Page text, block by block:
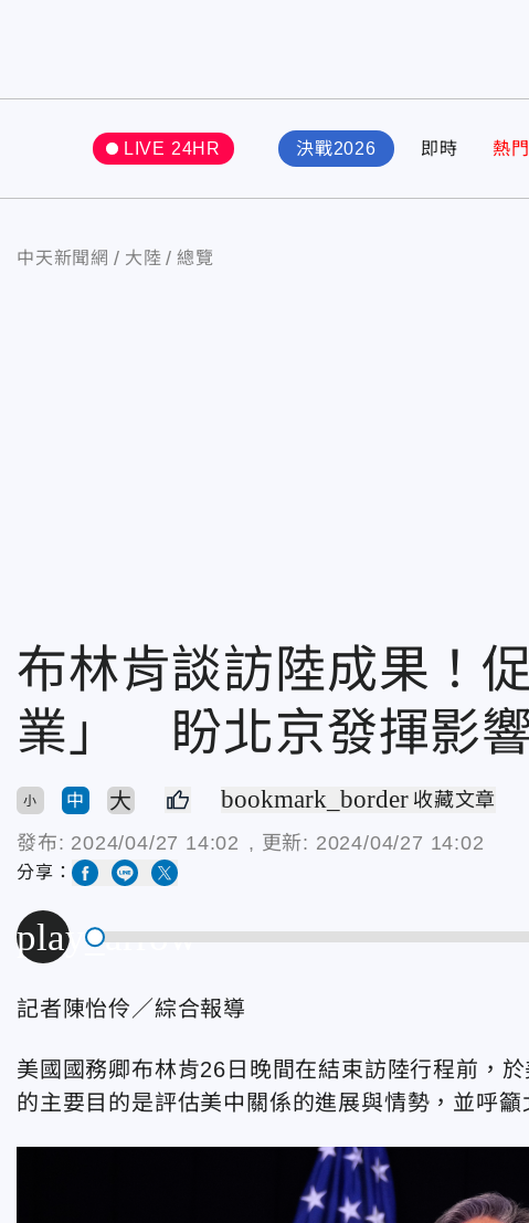
LIVE 24HR 決戰2026 即時 熱門
中天新聞網 大陸 總覽
布林肯談訪陸成果！
業」 盼北京發揮影
小 中 大 bookmark_border 收藏文章
發布: 2024/04/27 14:02 , 更新: 2024/04/27 14:02
分享：
play_arrow
記者陳怡伶／綜合報導
美國國務卿布林肯26日晚間在結束訪陸行程前，
的主要目的是評估美中關係的進展與情勢，並呼